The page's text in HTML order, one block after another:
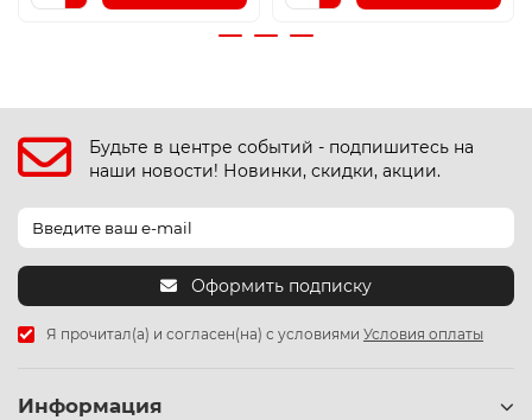
Будьте в центре событий - подпишитесь на
наши новости! Новинки, скидки, акции.
Оформить подписку
Я прочитал(а) и согласен(на) с условиями Условия оплаты
Информация